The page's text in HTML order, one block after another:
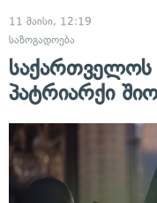
11 მაისი, 12:19
საზოგადოება
პატრიარქი